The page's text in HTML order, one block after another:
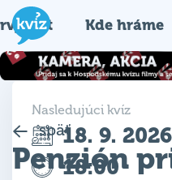
Kde hráme
späť
Penzión
Nasledujúci kvíz
18. 9. 2026
18:00